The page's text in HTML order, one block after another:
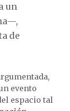
un
de
evento
espacio tal